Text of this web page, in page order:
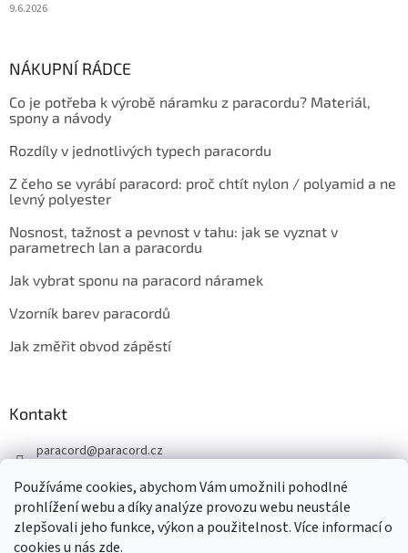
Používáme cookies, abychom Vám umožnili pohodlné
prohlížení webu a díky analýze provozu webu neustále
zlepšovali jeho funkce, výkon a použitelnost. Více informací o
cookies u nás zde.
9.6.2026
NÁKUPNÍ RÁDCE
Co je potřeba k výrobě náramku z paracordu? Materiál,
spony a návody
Rozdíly v jednotlivých typech paracordu
Z čeho se vyrábí paracord: proč chtít nylon / polyamid a ne
levný polyester
Nosnost, tažnost a pevnost v tahu: jak se vyznat v
parametrech lan a paracordu
Jak vybrat sponu na paracord náramek
Vzorník barev paracordů
Jak změřit obvod zápěstí
Kontakt
paracord@paracord.cz
+420 603 230 467
Sledujte nás také na facebooku
paracord.cz